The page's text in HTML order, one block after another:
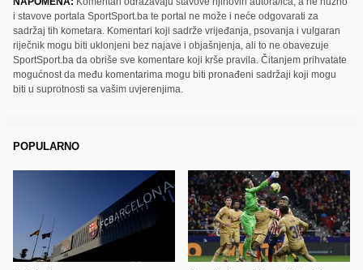
i stavove portala SportSport.ba te portal ne može i neće odgovarati za
sadržaj tih kometara. Komentari koji sadrže vrijeđanja, psovanja i vulgaran
riječnik mogu biti uklonjeni bez najave i objašnjenja, ali to ne obavezuje
SportSport.ba da obriše sve komentare koji krše pravila. Čitanjem prihvatate
mogućnost da među komentarima mogu biti pronađeni sadržaji koji mogu
biti u suprotnosti sa vašim uvjerenjima.
POPULARNO